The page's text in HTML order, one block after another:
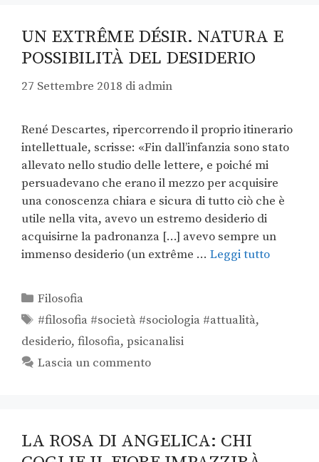
UN EXTRÊME DÉSIR. NATURA E
POSSIBILITÀ DEL DESIDERIO
27 Settembre 2018 di admin
René Descartes, ripercorrendo il proprio itinerario
intellettuale, scrisse: «Fin dall’infanzia sono stato
allevato nello studio delle lettere, e poiché mi
persuadevano che erano il mezzo per acquisire
una conoscenza chiara e sicura di tutto ciò che è
utile nella vita, avevo un estremo desiderio di
acquisirne la padronanza […] avevo sempre un
immenso desiderio (un extrême … Leggi tutto
Filosofia
#filosofia #società #sociologia #attualità,
desiderio, filosofia, psicanalisi
Lascia un commento
LA ROSA DI ANGELICA: CHI